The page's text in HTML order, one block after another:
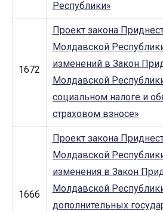
Республики»
1672
Проект закона
Молдавской
изменений в Закон
Молдавской
социальном налоге и
страховом взносе»
1666
Проект закона
Молдавской
изменения в Закон
Молдавской
дополнительных